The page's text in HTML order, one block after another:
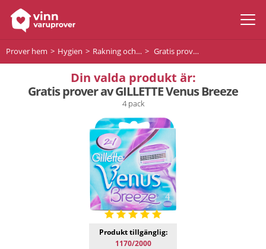
Prover hem Hygien Rakning och hårborttagning Gratis prover av GILLETTE Venus Breeze
Din valda produkt är:
Gratis prover av GILLETTE Venus Breeze
4 pack
Produkt tillgänglig:
1170/2000